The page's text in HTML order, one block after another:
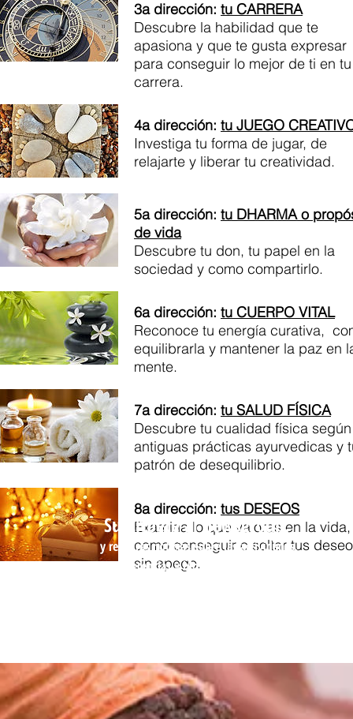
3a dirección: tu CARRERA
Descubre la habilidad que te
apasiona y que te gusta expresar
para conseguir lo mejor de ti en tu
carrera.
4a dirección: tu JUEGO
Investiga tu forma de jugar, de
relajarte y liberar tu creatividad.
5a dirección: tu DHARMA o
de vida
Descubre tu don, tu papel en la
sociedad y como compartirlo.
6a dirección: tu CUERPO VITAL
Reconoce tu energía curativa,
equilibrarla y mantener la paz en
mente.
7a dirección: tu SALUD FÍSICA
Descubre tu cualidad física
antiguas prácticas ayurvedicas y
patrón de desequilibrio.
8a dirección: tus DESEOS
Examina lo que valoras en la vida,
como conseguir o soltar tus
sin apego.
Suscríbete al newsgroup:
y recibirás noticias sobrelas actividades,
conferencias yblog